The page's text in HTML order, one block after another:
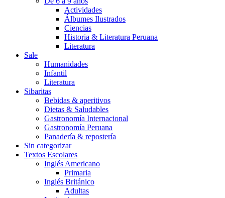
Actividades
Álbumes Ilustrados
Ciencias
Historia & Literatura Peruana
Literatura
Sale
Humanidades
Infantil
Literatura
Sibaritas
Bebidas & aperitivos
Dietas & Saludables
Gastronomía Internacional
Gastronomía Peruana
Panadería & repostería
Sin categorizar
Textos Escolares
Inglés Americano
Primaria
Inglés Británico
Adultas